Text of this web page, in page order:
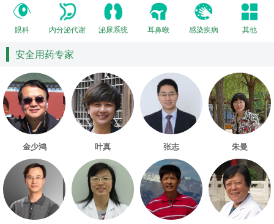
眼科 内分泌代谢 泌尿系统 耳鼻喉 感染疾病 其他
安全用药专家
金少鸿 叶真 张志 朱曼